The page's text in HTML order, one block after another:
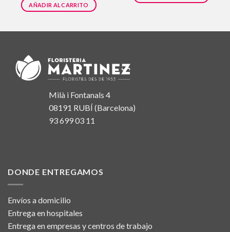
AÑADIR AL CARRITO
Milà i Fontanals 4
08191 RUBÍ (Barcelona)
93 699 03 11
DONDE ENTREGAMOS
Envíos a domicilio
Entrega en hospitales
Entrega en empresas y centros de trabajo